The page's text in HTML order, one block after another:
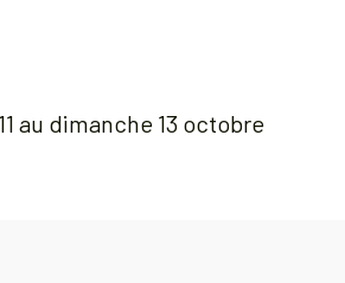
au dimanche 13 octobre